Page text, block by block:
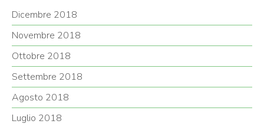
Dicembre 2018
Novembre 2018
Ottobre 2018
Settembre 2018
Agosto 2018
Luglio 2018